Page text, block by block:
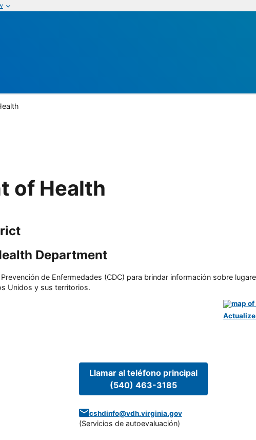
of Health
Department
de Enfermedades (CDC) para brindar información sobre
Unidos y sus territorios.
Llamar al teléfono principal
(540) 463-3185
cshdinfo@vdh.virginia.gov
(Servicios de autoevaluación)